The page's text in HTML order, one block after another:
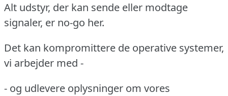
Alt udstyr, der kan sende eller modtage
signaler, er no-go her.
Det kan kompromittere de operative systemer,
vi arbejder med -
- og udlevere oplysninger om vores